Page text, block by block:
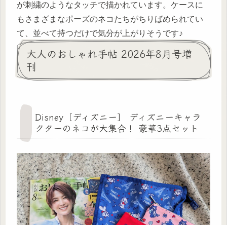
が刺繍のようなタッチで描かれています。ケースに
もさまざまなポーズのネコたちがちりばめられてい
て、並べて持つだけで気分が上がりそうです♪
大人のおしゃれ手帖 2026年8月号増
刊
Disney［ディズニー］ ディズニーキャラ
クターのネコが大集合！ 豪華3点セット